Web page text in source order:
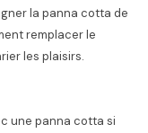
la panna cotta de
remplacer le
les plaisirs.
une panna cotta si